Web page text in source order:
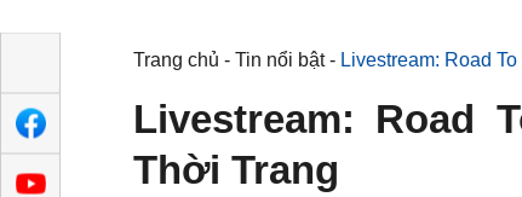
Trang chủ-Tin nổi bật-Livestream:
Livestream: Road
Thời Trang